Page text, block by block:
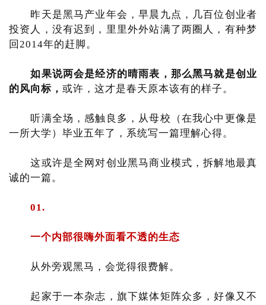
昨天是黑马产业年会，早晨九点，几百位创业者
投资人，没有迟到，里里外外站满了两圈人，有种梦
回2014年的赶脚。
如果说两会是经济的晴雨表，那么黑马就是创业
的风向标， 或许，这才是春天原本该有的样子。
听满全场，感触良多，从母校（在我心中更像是
一所大学）毕业五年了，系统写一篇理解心得。
这或许是全网对创业黑马商业模式，拆解地最真
诚的一篇。
01.
一个内部很嗨外面看不透的生态
从外旁观黑马，会觉得很费解。
起家于一本杂志，旗下媒体矩阵众多，好像又不